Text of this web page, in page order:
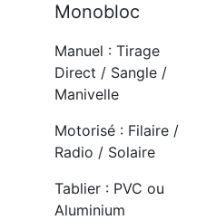
Monobloc
Manuel : Tirage
Direct / Sangle /
Manivelle
Motorisé : Filaire /
Radio / Solaire
Tablier : PVC ou
Aluminium